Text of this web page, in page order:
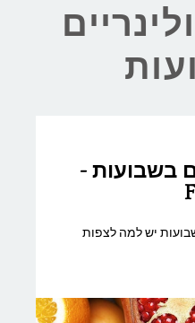
בשבועות -
יש למה לצפות